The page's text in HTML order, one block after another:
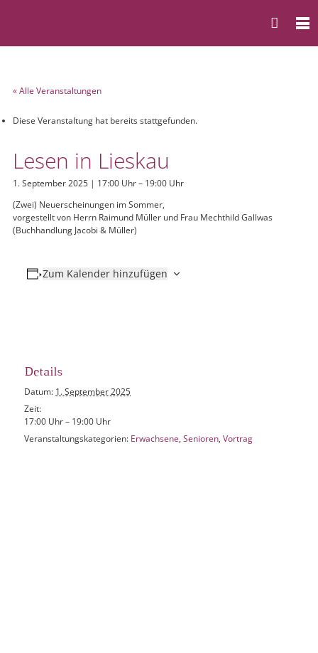
« Alle Veranstaltungen
Diese Veranstaltung hat bereits stattgefunden.
Lesen in Lieskau
1. September 2025 | 17:00 Uhr– 19:00 Uhr
(Zwei) Neuerscheinungen im Sommer,
vorgestellt von Herrn Raimund Müller und Frau Mechthild Gallwas
(Buchhandlung Jacobi & Müller)
Zum Kalender hinzufügen
Details
Datum: 1. September 2025
Zeit:
17:00 Uhr – 19:00 Uhr
Veranstaltungskategorien: Erwachsene,Senioren,Vortrag